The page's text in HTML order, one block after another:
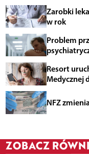
Zarobki
w rok
Problem
Resort
Medycznej
NFZ
ZOBACZ